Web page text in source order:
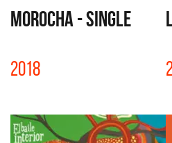
MOROCHA - SINGLE
2018